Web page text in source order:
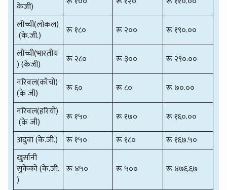
केजी)
लीच्ची(लोकल)
(के.जी.)
रू १८० रू २००
रू १९०.००
लीच्ची(भारतीय
) (केजी)
रू २८० रू ३००
रू २९०.००
नरिवल(काँचो)
(के जी)
रू ६० रू ८०
रू ७०.००
नरिवल(हरियो)
(के जी)
रू १५० रू १७०
रू १६०.००
अदुवा (के.जी.)
रू १५० रू १८०
रू १६७.५०
खु्र्सानी
सुकेको (के.जी.
)
रू ४५० रू ५०० रू ४७६.६७